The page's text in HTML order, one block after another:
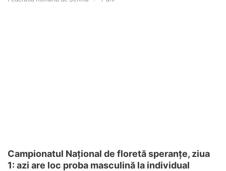
Campionatul Național de floretă speranțe, ziua
1: azi are loc proba masculină la individual